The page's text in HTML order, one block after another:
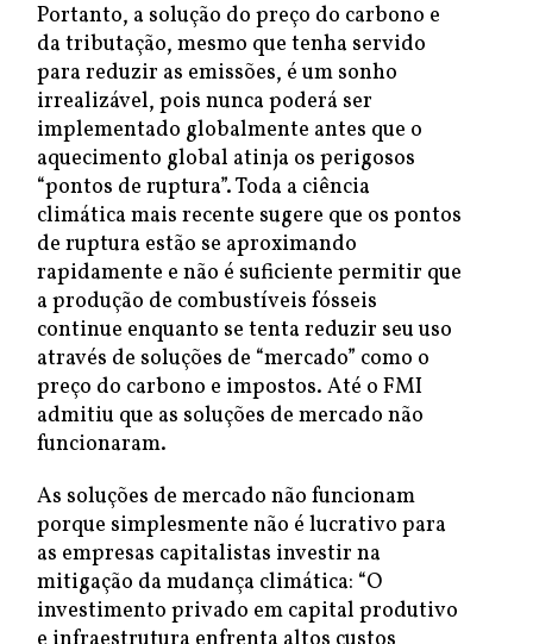
Portanto, a solução do preço do carbono e
da tributação, mesmo que tenha servido
para reduzir as emissões, é um sonho
irrealizável, pois nunca poderá ser
implementado globalmente antes que o
aquecimento global atinja os perigosos
“pontos de ruptura”. Toda a ciência
climática mais recente sugere que os pontos
de ruptura estão se aproximando
rapidamente e não é suficiente permitir que
a produção de combustíveis fósseis
continue enquanto se tenta reduzir seu uso
através de soluções de “mercado” como o
preço do carbono e impostos. Até o FMI
admitiu que as soluções de mercado não
funcionaram.
As soluções de mercado não funcionam
porque simplesmente não é lucrativo para
as empresas capitalistas investir na
mitigação da mudança climática: “O
investimento privado em capital produtivo